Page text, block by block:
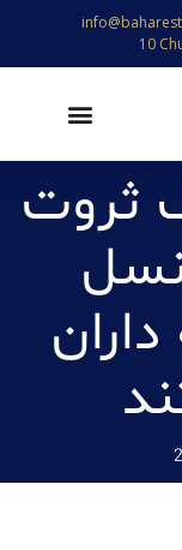
10
ثروت
نسل